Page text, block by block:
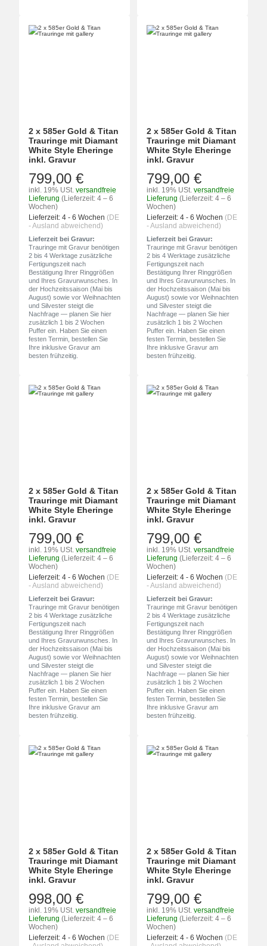
2 x 585er Gold & Titan
Trauringe mit Diamant
White Style Eheringe
inkl. Gravur
799,00 €
inkl. 19% USt. versandfreie
Lieferung (Lieferzeit: 4 – 6
Wochen)
Lieferzeit: 4 - 6 Wochen (DE
- Ausland abweichend)
Lieferzeit bei Gravur:
Trauringe mit Gravur benötigen
2 bis 4 Werktage zusätzliche
Fertigungszeit nach
Bestätigung Ihrer Ringgrößen
und Ihres Gravurwunsches. In
der Hochzeitssaison (Mai bis
August) sowie vor Weihnachten
und Silvester steigt die
Nachfrage — planen Sie hier
zusätzlich 1 bis 2 Wochen
Puffer ein. Haben Sie einen
festen Termin, bestellen Sie
Ihre inklusive Gravur am
besten frühzeitig.
2 x 585er Gold & Titan
Trauringe mit Diamant
White Style Eheringe
inkl. Gravur
799,00 €
inkl. 19% USt. versandfreie
Lieferung (Lieferzeit: 4 – 6
Wochen)
Lieferzeit: 4 - 6 Wochen (DE
- Ausland abweichend)
Lieferzeit bei Gravur:
Trauringe mit Gravur benötigen
2 bis 4 Werktage zusätzliche
Fertigungszeit nach
Bestätigung Ihrer Ringgrößen
und Ihres Gravurwunsches. In
der Hochzeitssaison (Mai bis
August) sowie vor Weihnachten
und Silvester steigt die
Nachfrage — planen Sie hier
zusätzlich 1 bis 2 Wochen
Puffer ein. Haben Sie einen
festen Termin, bestellen Sie
Ihre inklusive Gravur am
besten frühzeitig.
2 x 585er Gold & Titan
Trauringe mit Diamant
White Style Eheringe
inkl. Gravur
799,00 €
inkl. 19% USt. versandfreie
Lieferung (Lieferzeit: 4 – 6
Wochen)
Lieferzeit: 4 - 6 Wochen (DE
- Ausland abweichend)
Lieferzeit bei Gravur:
Trauringe mit Gravur benötigen
2 bis 4 Werktage zusätzliche
Fertigungszeit nach
Bestätigung Ihrer Ringgrößen
und Ihres Gravurwunsches. In
der Hochzeitssaison (Mai bis
August) sowie vor Weihnachten
und Silvester steigt die
Nachfrage — planen Sie hier
zusätzlich 1 bis 2 Wochen
Puffer ein. Haben Sie einen
festen Termin, bestellen Sie
Ihre inklusive Gravur am
besten frühzeitig.
2 x 585er Gold & Titan
Trauringe mit Diamant
White Style Eheringe
inkl. Gravur
799,00 €
inkl. 19% USt. versandfreie
Lieferung (Lieferzeit: 4 – 6
Wochen)
Lieferzeit: 4 - 6 Wochen (DE
- Ausland abweichend)
Lieferzeit bei Gravur:
Trauringe mit Gravur benötigen
2 bis 4 Werktage zusätzliche
Fertigungszeit nach
Bestätigung Ihrer Ringgrößen
und Ihres Gravurwunsches. In
der Hochzeitssaison (Mai bis
August) sowie vor Weihnachten
und Silvester steigt die
Nachfrage — planen Sie hier
zusätzlich 1 bis 2 Wochen
Puffer ein. Haben Sie einen
festen Termin, bestellen Sie
Ihre inklusive Gravur am
besten frühzeitig.
2 x 585er Gold & Titan
Trauringe mit Diamant
White Style Eheringe
inkl. Gravur
998,00 €
inkl. 19% USt. versandfreie
Lieferung (Lieferzeit: 4 – 6
Wochen)
Lieferzeit: 4 - 6 Wochen (DE
2 x 585er Gold & Titan
Trauringe mit Diamant
White Style Eheringe
inkl. Gravur
799,00 €
inkl. 19% USt. versandfreie
Lieferung (Lieferzeit: 4 – 6
Wochen)
Lieferzeit: 4 - 6 Wochen (DE